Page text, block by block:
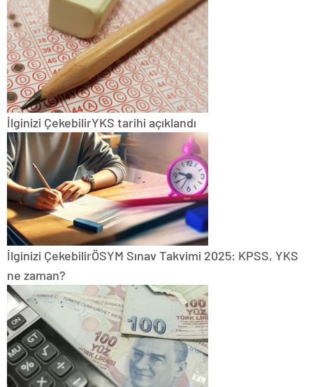
İlginizi ÇekebilirYKS tarihi açıklandı
İlginizi ÇekebilirÖSYM Sınav Takvimi 2025: KPSS, YKS
ne zaman?